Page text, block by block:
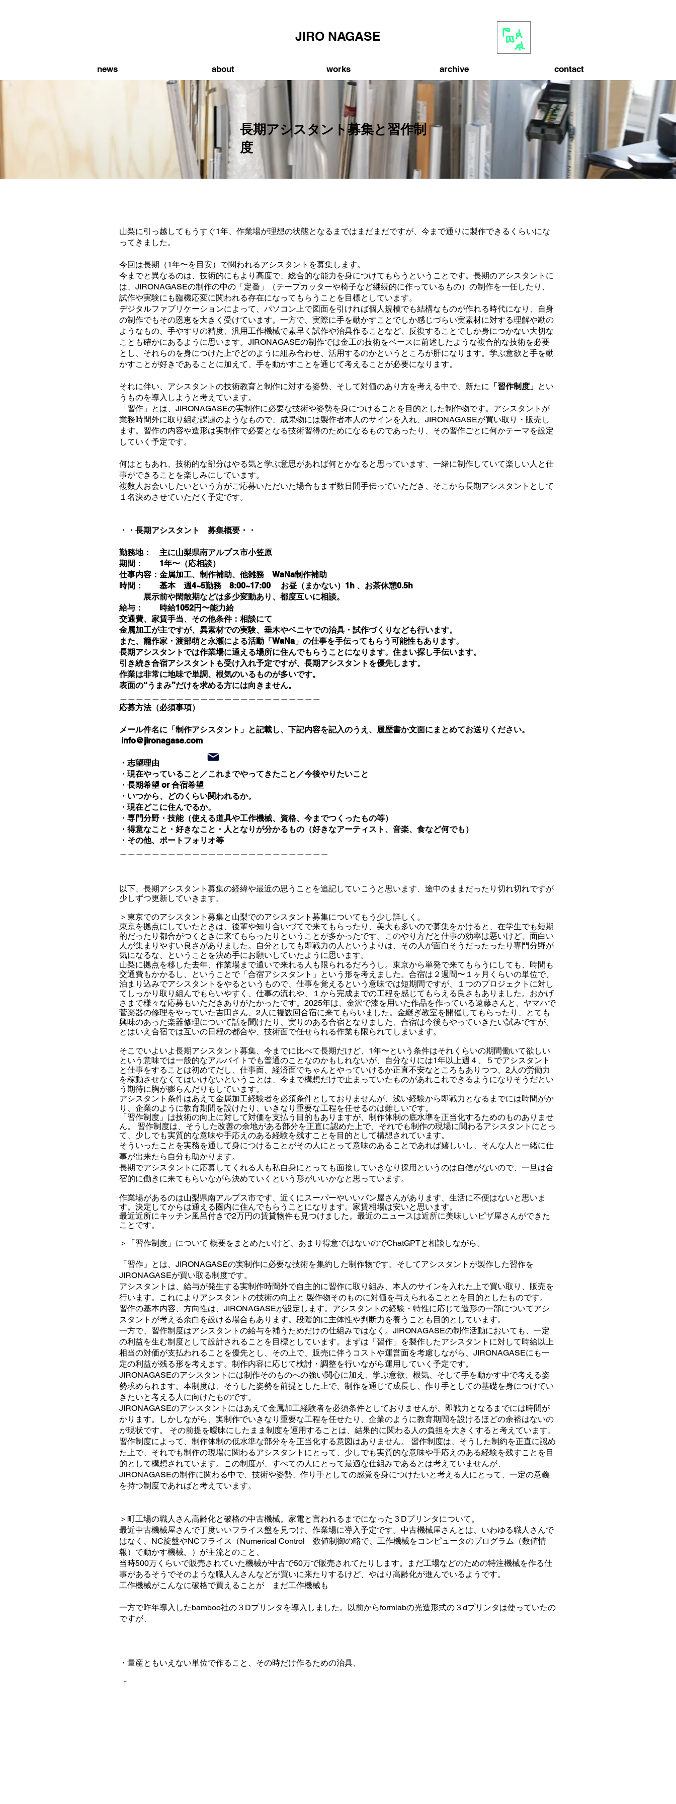
JIRO NAGASE
news about works archive contact
​長期アシスタント募集と習作制
度
山梨に引っ越してもうすぐ1年、作業場が理想の状態となるまではまだまだですが、今まで通りに製作できるくらいにな
ってきました。
今回は長期（1年〜を目安）で関われるアシスタントを募集します。
今までと異なるのは、技術的にもより高度で、総合的な能力を身につけてもらうということです。長期のアシスタントに
は、JIRONAGASEの制作の中の「定番」（テープカッターや椅子など継続的に作っているもの）の制作を一任したり、
試作や実験にも臨機応変に関われる存在になってもらうことを目標としています。
デジタルファブリケーションによって、パソコン上で図面を引ければ個人規模でも結構なものが作れる時代になり、自身
の制作でもその恩恵を大きく 受けています。一方で、実際に手を動かすことでしか感じづらい実素材に対する理解や勘の
ようなもの、手やすりの精度、汎用工作機械で素早く試作や治具作ることなど、反復すること でしか身につかない大切な
ことも確かにあるように思います。 JIRONAGASEの制作では金工の技術をベースに前述したような複合的な技術を必要
とし、それらのを身につけた上でどのように組み合わせ、活用するのかというところが肝になります。 学ぶ意欲と手を動
かすことが好きであることに加えて、手を動かすことを通じて考えることが必要になります。
それに伴い、アシスタントの技術教育と制作に対する姿勢、そして対価のあり方を考える中で、 新たに 「習作制度」 とい
うものを導入しようと考えています。
「習作」とは、JIRONAGASEの実制作に必要な技術や姿勢を身につけることを目的とした制作物です。アシスタントが
業務時間外に取り組む課題のようなもので、成果物には製作者本人のサインを入れ、JIRONAGASEが買い取り・販売し
ます。習作の内容や造形は実制作で必要となる技術習得のためになるものであったり、その習作ごとに何かテーマを設定
していく予定です。
何はともあれ、技術的な部分はやる気と学ぶ意思があれば何とかなると思っています、一緒に制作していて楽しい人と仕
事ができることを楽しみにしています。
複数人お会いしたいという方がご応募いただいた場合もまず数日間手伝っていただき、 そこから長期アシスタントとして
１名決めさせていただく予定です。
・・長期アシスタント 募集概要・・
勤務地： 主に山梨県南アルプス市小笠原
期間： 1年〜（応相談）
仕事内容：金属加工、制作補助、他雑務 WaNa制作補助
時間： 基本 週4~5勤務 8:00~17:00 お昼（まかない）1h 、お茶休憩0.5h
展示前や閑散期などは多少変動あり、都度互いに相談。
給与： 時給1052円〜能力給
交通費、家賃手当、その他条件：相談にて
金属加工が主ですが、異素材での実験、垂木やベニヤでの治具・試作づくりなども行います。
また、籠作家・渡部萌と永瀬による活動「WaNa」の仕事を手伝ってもらう可能性もあります。
長期アシスタントでは作業場に通える場所に住んでもらうことになります。住まい探し手伝います。
引き続き合宿アシスタントも受け入れ予定ですが、長期アシスタントを優先します。
作業は非常に地味で単調、根気のいるものが多いです。
表面の“うまみ”だけを求める方には向きません。
応募方法（必須事項）
メール件名に「制作アシスタント」と記載し、下記内容を記入のうえ、履歴書か文面にまとめてお送りください。​
info@jironagase.com
・志望理由
・現在やっていること／これまでやってきたこと／今後やりたいこと
・長期希望 or 合宿希望
・いつから、どのくらい関われるか。
・現在どこに住んでるか。
・専門分野・技能（使える道具や工作機械、資格、今までつくったもの等）
・得意なこと・好きなこと・人となりが分かるもの（好きなアーティスト、音楽、食など何でも）
・その他、ポートフォリオ等
以下、長期アシスタント募集の経緯や最近の思うことを追記していこうと思います、途中のままだったり切れ切れですが
少しずつ更新していきます。
＞東京でのアシスタント募集と山梨でのアシスタント募集​についてもう少し詳しく。
東京を拠点にしていたときは、後輩や知り合いづてで来てもらったり、美大も多いので募集をかけると、在学生でも短期
的だったり都合がつくときに来てもらったりということが多かったです。このやり方だと仕事の効率は悪いけど、面白い
人が集まりやすい良さがありました。自分としても即戦力の人というよりは、その人が面白そうだったったり専門分野が
気になるな、ということを決め手にお願いしていたように思います。
山梨に拠点を移した去年、作業場まで通いで来れる人も限られるだろうし。東京から単発で来てもらうにしても、時間も
交通費もかかるし、ということで「合宿アシスタント」という形を考えました。合宿は２週間〜１ヶ月くらいの単位で、
泊まり込みでアシスタントをやるというもので、仕事を覚えるという意味では短期間ですが、１つのプロジェクトに対し
てしっかり取り組んでもらいやすく、仕事の流れや、１から完成までの工程を感じてもらえる良さもありました。おかげ
さまで様々な応募もいただきありがたかったです。2025年は、金沢で漆を用いた作品を作っている遠藤さんと、ヤマハで
菅楽器の修理をやっていた吉田さん、2人に複数回合宿に来てもらいました。金継ぎ教室を開催してもらったり、とても
興味のあった楽器修理について話を聞けたり、実りのある合宿となりました、合宿は今後もやっていきたい試みですが。
とはいえ合宿では互いの日程の都合や、技術面で任せられる作業も限られてしまいます。
そこでいよいよ長期アシスタント募集、今までに比べて長期だけど、1年〜という条件はそれくらいの期間働いて欲しい
という意味では一般的なアルバイトでも普通のことなのかもしれないが、自分なりには1年以上週４、５でアシスタント
と仕事をすることは初めてだし、仕事面、経済面でちゃんとやっていけるか正直不安なところもありつつ、2人の労働力
を稼動させなくてはいけないということは、 今まで構想だけで止まっていたものがあれこれできるようになりそうだとい
う期待に胸が膨らんだりもしています。
アシスタント条件はあえて金属加工経験者を必須条件としておりませんが、浅い経験から即戦力となるまでには時間がか
り、企業のように教育期間を設けたり、いきなり重要な工程を任せるのは難しいです。
「習作制度」は技術の向上に対して対価を支払う目的もありますが、制作体制の底水準を正当化するためのものありませ
ん。 習作制度は、そうした改善の余地がある部分を正直に認めた上で、それでも制作の現場に関わるアシスタントにとっ
て、少しでも実質的な意味や手応えのある経験を残すことを目的として構想されています。
そういったことを実務を通して身につけることがその人にとって意味のあることであれば嬉しいし、そんな人と一緒に仕
事が出来たら自分も助かります。
長期でアシスタントに応募してくれる人も私自身にとっても面接していきなり採用というのは自信がないので、一旦は合
宿的に働きに来てもらいながら決めていくという形がいいかなと思っています。
作業場があるのは山梨県南アルプス市です、近くにスーパーやいいパン屋さんがあります、生活に不便はないと思いま
す。 決定してからは通える圏内に住んでもらうことになります。家賃相場は安いと思います。
最近近所にキッチン風呂付きで2万円の賃貸物件も見つけました。最近のニュースは近所に美味しい ピザ屋さんができた
ことです。
＞「習作制度」について 概要をまとめたいけど、あまり得意ではないのでChatGPTと相談しながら。
「習作」とは、 JIRONAGASEの実制作に必要な技術を集約した制作物です。そしてアシスタントが製作した習作を
JIRONAGASEが買い取る制度です。
アシスタントは、給与が発生する実制作時間外で自主的に習作に取り組み、本人のサインを入れた上で買い取り、販売を
行います。これによりアシスタントの技術の向上と 製作物そのものに対価を与えられることとを目的としたものです。
習作の基本内容、方向性は、 JIRONAGASEが設定します。アシスタントの経験・特性に応じて造形の一部についてアシ
スタントが考える余白を設ける場合もあります。段階的に主体性や判断力を養うことも目的としています。
一方で、習作制度はアシスタントの給与を補うためだけの仕組みではなく。 JIRONAGASEの制作活動においても、一定
の利益を生む制度として設計されることを目標としています。まずは「習作」を製作したアシスタントに対して時給以上
相当の対価が支払われることを優先とし、その上で、販売に伴うコストや運営面を考慮しながら、 JIRONAGASEにも一
定の利益が残る形を考えます。制作内容に応じて検討・調整を行いながら運用していく予定です。
JIRONAGASEのアシスタントには制作そのものへの強い関心に加え、学ぶ意欲、根気、そして手を動かす中で考える姿
勢求められます。本制度は、そうした姿勢を前提とした上で、制作を通じて成長し、作り手としての基礎を身につけてい
きたいと考える人に向けたものです。
JIRONAGASEのアシスタントにはあえて金属加工経験者を必須条件としておりませんが、即戦力となるまでには時間が
かります。しかしながら、実制作でいきなり重要な工程を任せたり、企業のように教育期間を設けるほどの余裕はないの
が現状です。 その前提を曖昧にしたまま制度を運用することは、結果的に関わる人の負担を大きくすると考えています。
習作制度によって、制作体制の低水準な部分をを正当化する意図はありません。 習作制度は、そうした制約を正直に認め
た上で、それでも制作の現場に関わるアシスタントにとって、少しでも実質的な意味や手応えのある経験を残すことを目
的として構想されています。この制度が、すべての人にとって最適な仕組みであるとは考えていませんが、
JIRONAGASEの制作に関わる中で、技術や姿勢、作り手としての感覚を身につけたいと考える人にとって、一定の意義
を持つ制度であればと考えています。
​＞町工場の職人さん高齢化と破格の中古機械。家電と言われるまでになった ３Dプリンタについて。
最近中古機械屋さんで丁度いいフライス盤を見つけ、作業場に導入予定です。中古機械屋さんとは、いわゆる職人さんで
はなく、NC旋盤やNCフライス（Numerical Control 数値制御の略で、工作機械をコンピュータのプログラム（数値情
報）で動かす機械。）が主流とのこと、
当時500万くらいで販売されていた機械が中古で50万で販売されてたりします。まだ工場などのための特注機械を作る仕
事があるそうでそのような職人んさんなどが買いに来たりするけど、やはり高齢化が進んでいるようです。
工作機械がこんなに破格で買えることが まだ工作機械も
一方で昨年導入したbamboo社の３Dプリンタを導入しました。以前からformlabの光造形式の３dプリンタは使っていたの
ですが、
・量産ともいえない単位で作ること、その時だけ作るための治具、
​「